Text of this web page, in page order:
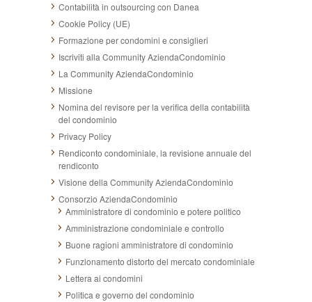
Contabilità in outsourcing con Danea
Cookie Policy (UE)
Formazione per condomini e consiglieri
Iscriviti alla Community AziendaCondominio
La Community AziendaCondominio
Missione
Nomina del revisore per la verifica della contabilità
del condominio
Privacy Policy
Rendiconto condominiale, la revisione annuale del
rendiconto
Visione della Community AziendaCondominio
Consorzio AziendaCondominio
Amministratore di condominio e potere politico
Amministrazione condominiale e controllo
Buone ragioni amministratore di condominio
Funzionamento distorto del mercato condominiale
Lettera ai condomini
Politica e governo del condominio